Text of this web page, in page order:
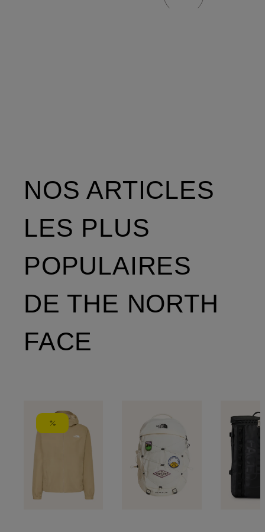
ordinateur
NOS ARTICLES
LES PLUS
POPULAIRES
DE THE NORTH
FACE